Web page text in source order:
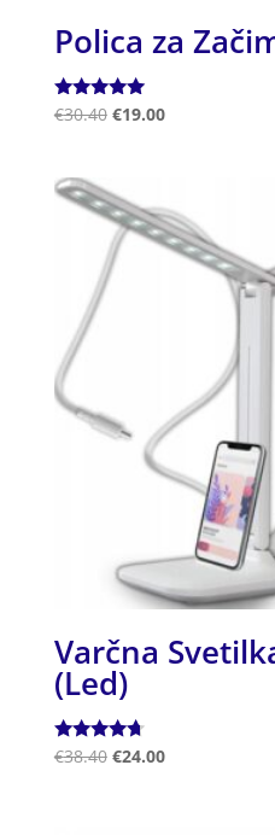
Polica za
Ocenjeno
€30.40 €19.00
Varčna
(Led)
Ocenjeno
€38.40 €24.00